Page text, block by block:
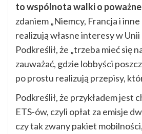
to wspólnota walki o
zdaniem „Niemcy, Francja i
realizują własne interesy w Unii
Podkreślił, że „trzeba mieć się
zauważać, gdzie lobbyści
po prostu realizują przepisy,
Podkreślił, że przykładem jest
ETS-ów, czyli opłat za emisje
czy tak zwany pakiet